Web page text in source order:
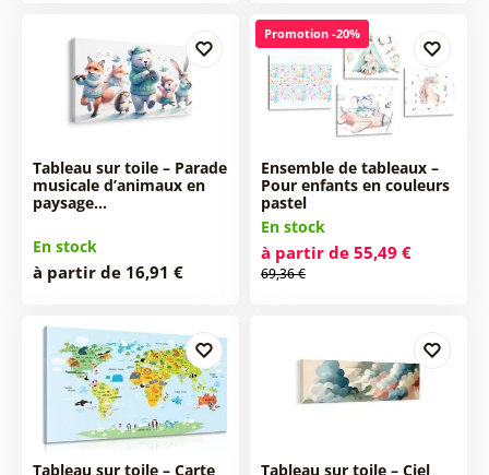
Tableau sur toile – Parade
musicale d’animaux en
paysage…
En stock
à partir de 16,91 €
Promotion -20%
Ensemble de tableaux –
Pour enfants en couleurs
pastel
En stock
à partir de 55,49 €
69,36 €
Tableau sur toile – Carte
Tableau sur toile – Ciel